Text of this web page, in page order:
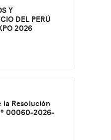
Y
DEL PERÚ
2026
la Resolución
00060-2026-